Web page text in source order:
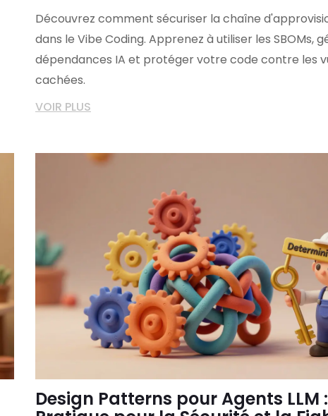
Découvrez comment sécuriser la chaîne
dans le Vibe Coding. Apprenez à utiliser les SBOMs,
dépendances IA et protéger votre code contre les
cachées.
VOIR PLUS
Design Patterns pour Agents LLM